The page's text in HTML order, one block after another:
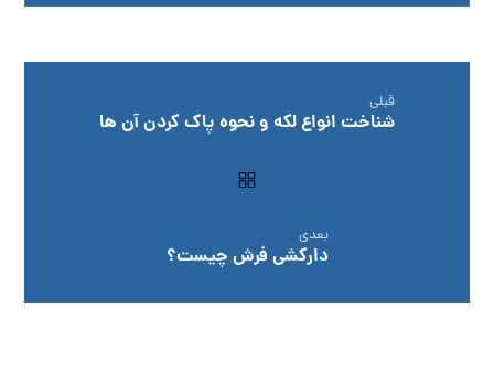
قبلی
شناخت انواع لکه و نحوه پاک کردن آن ها
بعدی
دارکشی فرش چیست؟